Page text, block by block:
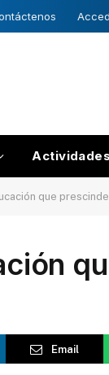
Actividades
que
Email